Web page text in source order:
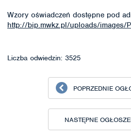
Wzory oświadczeń dostępne pod
http://bip.mwkz.pl/uploads/images/
Liczba odwiedzin: 3525
POPRZEDNIE
NASTĘPNE